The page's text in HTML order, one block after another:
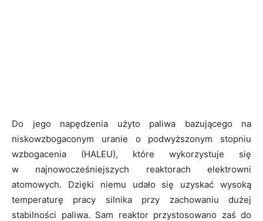
Do jego napędzenia użyto paliwa bazującego na
niskowzbogaconym uranie o podwyższonym stopniu
wzbogacenia (HALEU), które wykorzystuje się
w najnowocześniejszych reaktorach elektrowni
atomowych. Dzięki niemu udało się uzyskać wysoką
temperaturę pracy silnika przy zachowaniu dużej
stabilności paliwa. Sam reaktor przystosowano zaś do